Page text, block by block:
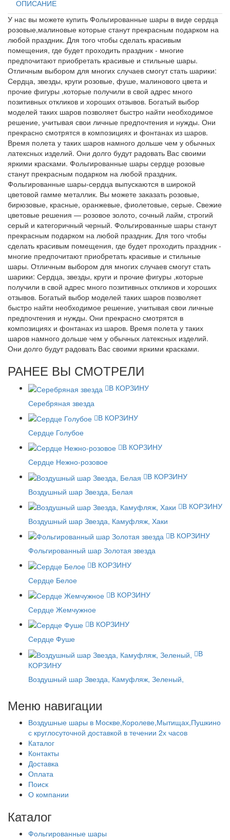
ОПИСАНИЕ
У нас вы можете купить Фольгированные шары в виде сердца
розовые,малиновые которые станут прекрасным подарком на
любой праздник. Для того чтобы сделать красивым
помещения, где будет проходить праздник - многие
предпочитают приобретать красивые и стильные шары.
Отличным выбором для многих случаев смогут стать шарики:
Сердца, звезды, круги розовые, фуше, малинового цвета и
прочие фигуры ,которые получили в свой адрес много
позитивных откликов и хороших отзывов. Богатый выбор
моделей таких шаров позволяет быстро найти необходимое
решение, учитывая свои личные предпочтения и нужды. Они
прекрасно смотрятся в композициях и фонтанах из шаров.
Время полета у таких шаров намного дольше чем у обычных
латексных изделий. Они долго будут радовать Вас своими
яркими красками. Фольгированные шары сердце розовые
станут прекрасным подарком на любой праздник.
Фольгированные шары-сердца выпускаются в широкой
цветовой гамме металлик. Вы можете заказать розовые,
бирюзовые, красные, оранжевые, фиолетовые, серые. Свежие
цветовые решения — розовое золото, сочный лайм, строгий
серый и категоричный черный. Фольгированные шары станут
прекрасным подарком на любой праздник. Для того чтобы
сделать красивым помещения, где будет проходить праздник -
многие предпочитают приобретать красивые и стильные
шары. Отличным выбором для многих случаев смогут стать
шарики: Сердца, звезды, круги и прочие фигуры ,которые
получили в свой адрес много позитивных откликов и хороших
отзывов. Богатый выбор моделей таких шаров позволяет
быстро найти необходимое решение, учитывая свои личные
предпочтения и нужды. Они прекрасно смотрятся в
композициях и фонтанах из шаров. Время полета у таких
шаров намного дольше чем у обычных латексных изделий.
Они долго будут радовать Вас своими яркими красками.
РАНЕЕ ВЫ СМОТРЕЛИ
В КОРЗИНУ
Серебряная звезда
В КОРЗИНУ
Сердце Голубое
В КОРЗИНУ
Сердце Нежно-розовое
В КОРЗИНУ
Воздушный шар Звезда, Белая
В КОРЗИНУ
Воздушный шар Звезда, Камуфляж, Хаки
В КОРЗИНУ
Фольгированный шар Золотая звезда
В КОРЗИНУ
Сердце Белое
В КОРЗИНУ
Сердце Жемчужное
В КОРЗИНУ
Сердце Фуше
В
КОРЗИНУ
Воздушный шар Звезда, Камуфляж, Зеленый,
Меню навигации
Воздушные шары в Москве,Королеве,Мытищах,Пушкино
с круглосуточной доставкой в течении 2х часов
Каталог
Контакты
Доставка
Оплата
Поиск
О компании
Каталог
Фольгированные шары